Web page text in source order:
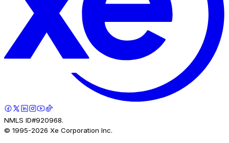
NMLS ID#920968.
© 1995-2026 Xe Corporation Inc.